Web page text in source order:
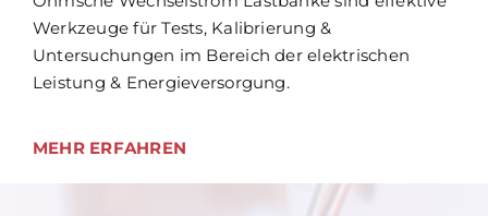
Werkzeuge für Tests, Kalibrierung &
Untersuchungen im Bereich der elektrischen
Leistung & Energieversorgung.
MEHR ERFAHREN